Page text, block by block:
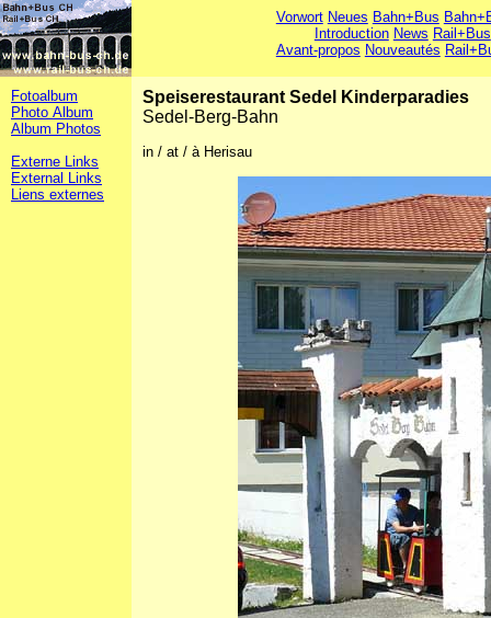
Vorwort Neues Bahn+Bus
Introduction News Rail+Bus
Avant-propos Nouveautés
Fotoalbum
Photo Album
Album Photos
Externe Links
External Links
Liens externes
Speiserestaurant Sedel Kinderparadies
Sedel-Berg-Bahn
in / at / à Herisau